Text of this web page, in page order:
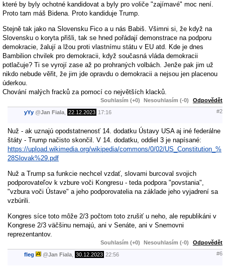
které by byly ochotné kandidovat a byly pro voliče "zajímavé" moc není.
Proto tam máš Bidena. Proto kandiduje Trump.
Stejně tak jako na Slovensku Fico a u nás Babiš. Všimni si, že když na
Slovensku o koryta přišli, tak se hned pořádají demonstrace na podporu
demokracie, žalují a lžou proti vlastnímu státu v EU atd. Kde je dnes
Bambilion chvilek pro demokracii, když současná vláda demokracii
potlačuje? Ti se vyrojí zase až po prohraných volbách. Jenže pak jim už
nikdo nebude věřit, že jim jde opravdu o demokracii a nejsou jen placenou
úderkou.
Chování malých fracků za pomocí co největších klacků.
Souhlasím (+0) Nesouhlasím (-0) Odpovědět
yYy @Jan Fiala 22.12.2023 17:16 #2
Nuž - ak uznajú opodstatnenosť 14. dodatku Ústavy USA aj iné federálne
štáty - Trump načisto skončil. V 14. dodatku, oddiel 3 je napísané:
https://upload.wikimedia.org/wikipedia/commons/0/02/US_Constitution_%
28Slovak%29.pdf
Nuž a Trump sa funkcie nechcel vzdať, slovami burcoval svojich
podporovateľov k vzbure voči Kongresu - teda podpora "povstania",
"vzbura voči Ústave" a jeho podporovatelia na základe jeho vyjadrení sa
vzbúrili.
Kongres síce toto môže 2/3 počtom toto zrušiť u neho, ale republikáni v
Kongrese 2/3 väčšinu nemajú, ani v Senáte, ani v Snemovni
reprezentantov.
Souhlasím (+0) Nesouhlasím (-0) Odpovědět
fleg @Jan Fiala 30.12.2023 22:56 #6